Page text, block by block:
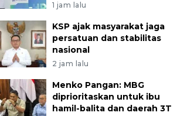
1 jam lalu
KSP ajak masyarakat jaga
persatuan dan stabilitas
nasional
2 jam lalu
Menko Pangan: MBG
diprioritaskan untuk ibu
hamil-balita dan daerah 3T